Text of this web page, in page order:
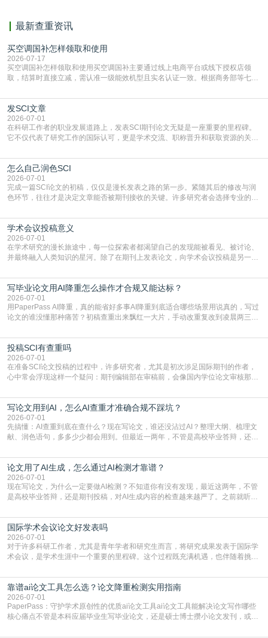
最新查重资讯
买空调国补怎样领取和使用
2026-07-17
买空调国补怎样领取和使用买空调国补主要通过线上电商平台或线下授权店领
取，结算时直接立减‌，需认准一级能效机型且实名认证一致。根据商务部等七部
能领到补贴首选‌京东APP‌搜索专属口令(如【家电补贴1637】、【国补立省
4949】等，口令会随活动更新，以页面显示为准)进入补贴专场。淘宝/天猫也可
复制粘贴【8$FKFGgJq
发SCI文章
2026-07-01
在科研工作者的职业发展道路上，发表SCI期刊论文无疑是一座重要的里程碑。
它不仅代表了研究工作的国际认可，更是学术交流、职称晋升和获取资源的关键
战与困惑。从选题立意到投稿回应，每一步都需要精心的策略与扎实的工作。本
篇AEIC学术交流中心小编就为大家介绍“发SCI文章”。一、精准定位是成功的第
一步发表SCI文章，首要解决的问题是“投
怎么自己润色SCI
2026-07-01
完成一篇SCI论文的初稿，仅仅是漫长发表之路的第一步。紧随其后的修改与润
色环节，往往才是决定文章能否被期刊接收的关键。许多研究者会选择专业的语
质量，更能在此过程中深化对学术写作的理解。如何系统、高效地打磨自己的论
文，使其在语言和学术表达上更符合国际期刊的要求，是每位研究者值得投入学
习的技能。本篇AEIC学术交流中心小编就为大家介
学术会议投稿意义
2026-07-01
在学术研究的漫长旅途中，每一位探索者都渴望自己的发现能被看见、被讨论、
并最终融入人类知识的星河。除了在期刊上发表论文，向学术会议投稿是另一个
广阔学术天地的大门，连接着个体研究与社会网络。本篇AEIC学术交流中心小编
就为大家介绍“学术会议投稿意义”。一、加速研究成果的传播与反馈学术会议通
常具有周期短、时效性强的特点。相比期刊漫长的
写毕业论文用AI降重怎么操作才合规又能达标？
2026-07-01
用PaperPass AI降重，真的能省好多事AI降重到底适合哪些场景用说真的，写过
论文的谁没懂那种痛苦？初稿查重出来飘红一大片，手动改重复改到凌晨两三
到秃头。这时候靠谱的AI降重真的就是救命稻草，选对工具，半天就能搞定你两
三天都做不完的事。不是所有人都需要用AI降重，但如果你符合下面这些场景，
真的可以试试：初稿写完重复率远超要
投稿SCI有查重吗
2026-07-01
在准备SCI论文投稿的过程中，许多研究者，尤其是初次涉足国际期刊的作者，
心中常会浮现这样一个疑问：期刊编辑部在审稿前，会像国内学位论文审核那
论文的初审通过率。实际上，SCI期刊对重复内容的审查是严谨投稿流程中不可
或缺的一环。本篇AEIC学术交流中心小编就为大家介绍“投稿SCI有查重吗”。
一、查重是标准流程答案是明确的：绝大多数S
写论文用到AI，怎么AI查重才准确合规不踩坑？
2026-07-01
先搞懂：AI查重到底在查什么？现在写论文，谁还没沾过AI？整理大纲、梳理文
献、润色语句，多多少少都会用到。但最近一两年，不管是高校毕业答辩，还是
须加做AI查重。很多人分不清，AI查重和普通查重到底有啥区别？这里说透：普
通查重查的是你的文字和已公开文献的重复比例，防的是抄袭；AI查重查的是你
的内容里，有多少是AI生成的，防的是过
论文用了AI生成，怎么通过AI检测才靠谱？
2026-07-01
现在写论文，为什么一定要做AI检测？不知道你有没有发现，最近这两年，不管
是高校毕业答辩，还是期刊投稿，对AI生成内容的检查越来越严了。之前就听身
要求修改，还差点被判定学术不规范，真的太冤了。现在国内多数高校和核心期
刊，都已经明确出台了相关规定：如果使用AI生成内容辅助写作，必须明确标
注，未标注的AI生成内容会被认定为不符合学
国际学术会议论文好发表吗
2026-07-01
对于许多科研工作者，尤其是青年学者和研究生而言，将研究成果发表于国际学
术会议，是学术生涯中一个重要的里程碑。这个过程既充满机遇，也伴随着挑
疑问：国际学术会议论文到底好不好发表？其价值和难度究竟如何衡量。本篇
AEIC学术交流中心小编就为大家介绍“国际学术会议论文好发表吗”。一、会议论
文发表的相对优势与期刊论文相比，国际会议论文的发
靠谱ai论文工具怎么选？论文降重检测实用指南
2026-07-01
PaperPass：守护学术原创性的优质ai论文工具ai论文工具能解决论文写作哪些
核心痛点不管是本科应届毕业生写毕业论文，还是硕士博士攒小论文发刊，或是